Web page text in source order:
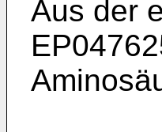
Aus der